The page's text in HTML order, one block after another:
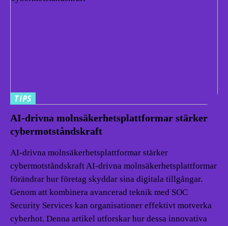
TIPS
AI-drivna molnsäkerhetsplattformar stärker
cybermotståndskraft
AI-drivna molnsäkerhetsplattformar stärker
cybermotståndskraft AI-drivna molnsäkerhetsplattformar
förändrar hur företag skyddar sina digitala tillgångar.
Genom att kombinera avancerad teknik med SOC
Security Services kan organisationer effektivt motverka
cyberhot. Denna artikel utforskar hur dessa innovativa